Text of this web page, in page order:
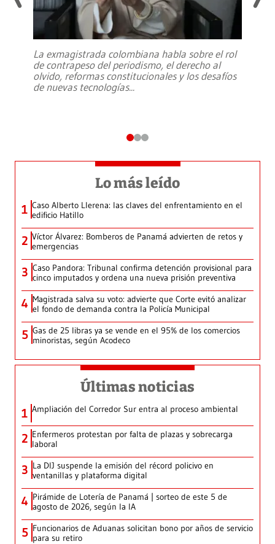
La exmagistrada colombiana habla sobre el rol
de contrapeso del periodismo, el derecho al
olvido, reformas constitucionales y los desafíos
de nuevas tecnologías...
Lo más leído
1 Caso Alberto Llerena: las claves del enfrentamiento en el
edificio Hatillo
2 Víctor Álvarez: Bomberos de Panamá advierten de retos y
emergencias
3 Caso Pandora: Tribunal confirma detención provisional para
cinco imputados y ordena una nueva prisión preventiva
4 Magistrada salva su voto: advierte que Corte evitó analizar
el fondo de demanda contra la Policía Municipal
5 Gas de 25 libras ya se vende en el 95% de los comercios
minoristas, según Acodeco
Últimas noticias
1 Ampliación del Corredor Sur entra al proceso ambiental
2 Enfermeros protestan por falta de plazas y sobrecarga
laboral
3 La DIJ suspende la emisión del récord policivo en
ventanillas y plataforma digital
4 Pirámide de Lotería de Panamá | sorteo de este 5 de
agosto de 2026, según la IA
5 Funcionarios de Aduanas solicitan bono por años de servicio
para su retiro